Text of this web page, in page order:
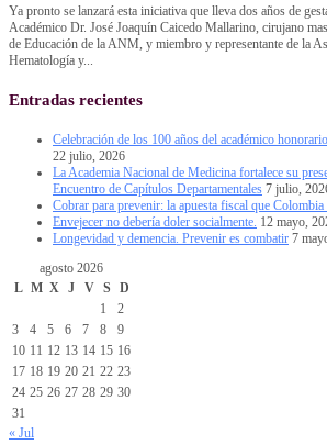
Ya pronto se lanzará esta iniciativa que lleva dos años de
Académico Dr. José Joaquín Caicedo Mallarino, cirujano
de Educación de la ANM, y miembro y representante de la
Hematología y...
Entradas recientes
Celebración de los 100 años del académico
22 julio, 2026
La Academia Nacional de Medicina fortalece su
Encuentro de Capítulos Departamentales 7 julio,
Cobrar para prevenir: la apuesta fiscal que Colombia
Envejecer no debería doler socialmente. 12 mayo,
Longevidad y demencia. Prevenir es combatir 7
agosto 2026
L M X J V S
D
1
2
3
4 5 6 7 8
9
10 11 12 13 14 15 16
17 18 19 20 21 22 23
24 25 26 27 28 29 30
31
« Jul